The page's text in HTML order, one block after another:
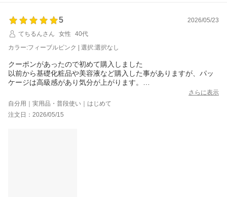
5
2026/05/23
てちるんさん
女性
40代
カラー:フィーブルピンク | 選択:選択なし
クーポンがあったので初めて購入しました
以前から基礎化粧品や美容液など購入した事がありますが、パッ
ケージは高級感があり気分が上がります。
こちらのリップはスプーンチップと言うもので唇にフィアットし
てとても塗りやすいです。色も薄いピンクで毎日使いにとてもい
いです。保湿力もあり、とても気に入ってます。
さらに表示
自分用｜実用品・普段使い｜はじめて
注文日：2026/05/15